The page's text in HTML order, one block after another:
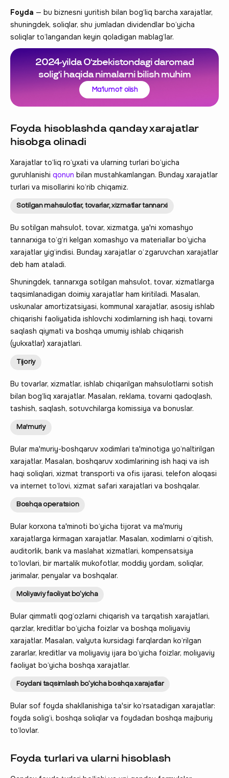
Foyda — bu biznesni yuritish bilan bog‘liq barcha xarajatlar,
shuningdek, soliqlar, shu jumladan dividendlar bo‘yicha
soliqlar to‘langandan keyin qoladigan mablag‘lar.
2024-yilda O‘zbekistondagi daromad
solig‘i haqida nimalarni bilish muhim
Ma'lumot olish
Foyda hisoblashda qanday xarajatlar
hisobga olinadi
Xarajatlar to‘liq ro‘yxati va ularning turlari bo‘yicha
guruhlanishi qonun bilan mustahkamlangan. Bunday xarajatlar
turlari va misollarini ko‘rib chiqamiz.
Sotilgan mahsulotlar, tovarlar, xizmatlar tannarxi
Bu sotilgan mahsulot, tovar, xizmatga, ya'ni xomashyo
tannarxiga to‘g‘ri kelgan xomashyo va materiallar bo‘yicha
xarajatlar yig‘indisi. Bunday xarajatlar o‘zgaruvchan xarajatlar
deb ham ataladi.
Shuningdek, tannarxga sotilgan mahsulot, tovar, xizmatlarga
taqsimlanadigan doimiy xarajatlar ham kiritiladi. Masalan,
uskunalar amortizatsiyasi, kommunal xarajatlar, asosiy ishlab
chiqarishi faoliyatida ishlovchi xodimlarning ish haqi, tovarni
saqlash qiymati va boshqa umumiy ishlab chiqarish
(yukxatlar) xarajatlari.
Tijoriy
Bu tovarlar, xizmatlar, ishlab chiqarilgan mahsulotlarni sotish
bilan bog‘liq xarajatlar. Masalan, reklama, tovarni qadoqlash,
tashish, saqlash, sotuvchilarga komissiya va bonuslar.
Ma'muriy
Bular ma'muriy-boshqaruv xodimlari ta'minotiga yo‘naltirilgan
xarajatlar. Masalan, boshqaruv xodimlarining ish haqi va ish
haqi soliqlari, xizmat transporti va ofis ijarasi, telefon aloqasi
va internet to‘lovi, xizmat safari xarajatlari va boshqalar.
Boshqa operatsion
Bular korxona ta'minoti bo‘yicha tijorat va ma'muriy
xarajatlarga kirmagan xarajatlar. Masalan, xodimlarni o‘qitish,
auditorlik, bank va maslahat xizmatlari, kompensatsiya
to‘lovlari, bir martalik mukofotlar, moddiy yordam, soliqlar,
jarimalar, penyalar va boshqalar.
Moliyaviy faoliyat bo‘yicha
Bular qimmatli qog‘ozlarni chiqarish va tarqatish xarajatlari,
qarzlar, kreditlar bo‘yicha foizlar va boshqa moliyaviy
xarajatlar. Masalan, valyuta kursidagi farqlardan ko‘rilgan
zararlar, kreditlar va moliyaviy ijara bo‘yicha foizlar, moliyaviy
faoliyat bo‘yicha boshqa xarajatlar.
Foydani taqsimlash bo‘yicha boshqa xarajatlar
Bular sof foyda shakllanishiga ta'sir ko‘rsatadigan xarajatlar:
foyda solig‘i, boshqa soliqlar va foydadan boshqa majburiy
to‘lovlar.
Foyda turlari va ularni hisoblash